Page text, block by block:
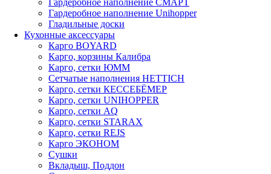
Гардеробное наполнение Unihopper
Гладильные доски
Кухонные аксессуары
Карго BOYARD
Карго, корзины Калибра
Карго, сетки ЮММ
Сетчатые наполнения HETTICH
Карго, сетки КЕССЕБЁМЕР
Карго, сетки UNIHOPPER
Карго, сетки AQ
Карго, сетки STARAX
Карго, сетки REJS
Карго ЭКОНОМ
Сушки
Вкладыш, Поддон